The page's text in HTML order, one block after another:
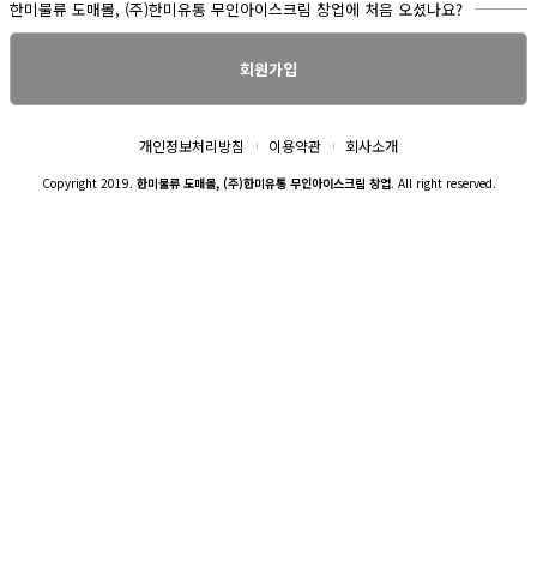
한미물류 도매몰, (주)한미유통 무인아이스크림 창업에 처음 오셨나요?
회원가입
개인정보처리방침 이용약관 회사소개
Copyright 2019. 한미물류 도매몰, (주)한미유통 무인아이스크림 창업. All right reserved.